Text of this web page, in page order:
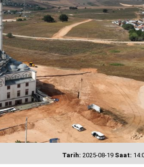
Tarih: 2025-08-19 Saat: